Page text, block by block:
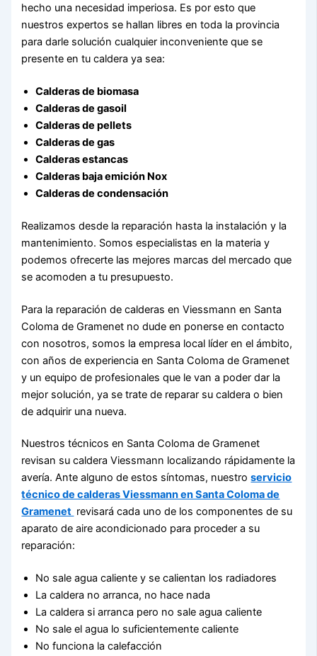
hecho una necesidad imperiosa. Es por esto que
nuestros expertos se hallan libres en toda la provincia
para darle solución cualquier inconveniente que se
presente en tu caldera ya sea:
Calderas de biomasa
Calderas de gasoil
Calderas de pellets
Calderas de gas
Calderas estancas
Calderas baja emición Nox
Calderas de condensación
Realizamos desde la reparación hasta la instalación y la
mantenimiento. Somos especialistas en la materia y
podemos ofrecerte las mejores marcas del mercado que
se acomoden a tu presupuesto.
Para la reparación de calderas en Viessmann en Santa
Coloma de Gramenet no dude en ponerse en contacto
con nosotros, somos la empresa local líder en el ámbito,
con años de experiencia en Santa Coloma de Gramenet
y un equipo de profesionales que le van a poder dar la
mejor solución, ya se trate de reparar su caldera o bien
de adquirir una nueva.
Nuestros técnicos en Santa Coloma de Gramenet
revisan su caldera Viessmann localizando rápidamente la
avería. Ante alguno de estos síntomas, nuestroservicio
técnico de calderas Viessmann en Santa Coloma de
Gramenet revisará cada uno de los componentes de su
aparato de aire acondicionado para proceder a su
reparación:
No sale agua caliente y se calientan los radiadores
La caldera no arranca, no hace nada
La caldera si arranca pero no sale agua caliente
No sale el agua lo suficientemente caliente
No funciona la calefacción